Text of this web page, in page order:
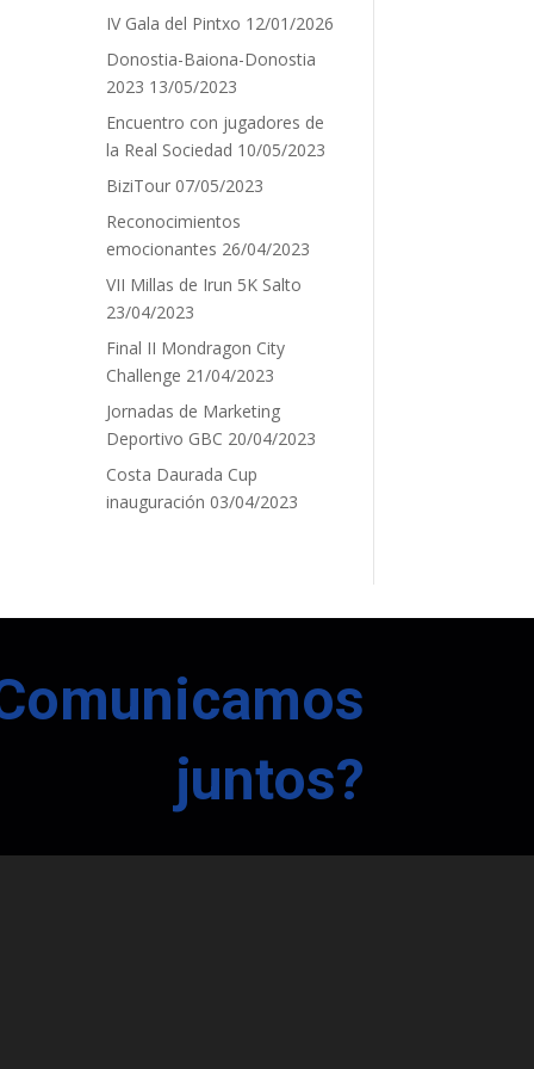
IV Gala del Pintxo 12/01/2026
Donostia-Baiona-Donostia
2023 13/05/2023
Encuentro con jugadores de
la Real Sociedad 10/05/2023
BiziTour 07/05/2023
Reconocimientos
emocionantes 26/04/2023
VII Millas de Irun 5K Salto
23/04/2023
Final II Mondragon City
Challenge 21/04/2023
Jornadas de Marketing
Deportivo GBC 20/04/2023
Costa Daurada Cup
inauguración 03/04/2023
juntos?